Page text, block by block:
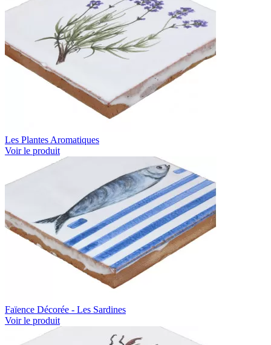
Les Plantes Aromatiques
Voir le produit
Faïence Décorée - Les Sardines
Voir le produit